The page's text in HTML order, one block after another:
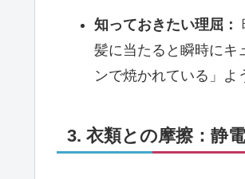
知っておきたい理屈：
髪に当たると瞬時にキ
ンで焼かれている」よ
3. 衣類との摩擦：静